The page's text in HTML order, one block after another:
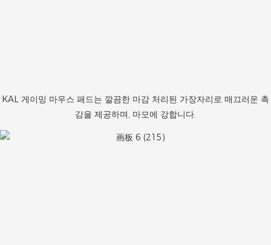
KAL 게이밍 마우스 패드는 깔끔한 마감 처리된 가장자리로 매끄러운 촉
감을 제공하며, 마모에 강합니다.